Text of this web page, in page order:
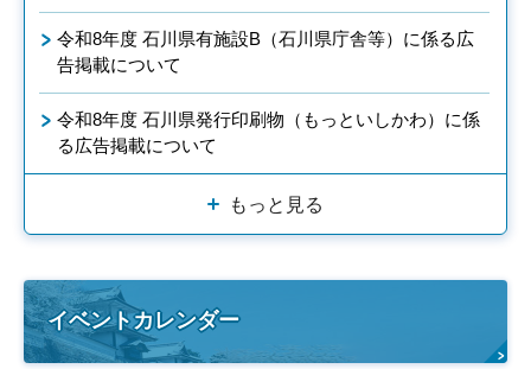
令和8年度 石川県有施設B（石川県庁舎等）に係る広
告掲載について
令和8年度 石川県発行印刷物（もっといしかわ）に係
る広告掲載について
もっと見る
イベントカレンダー